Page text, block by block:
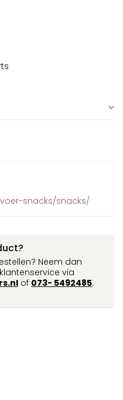
snacks/snacks/
Neem dan
via
of 073- 5492485.